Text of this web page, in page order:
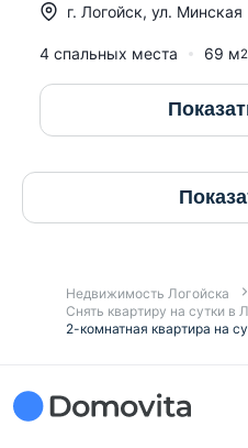
г. Логойск, ул. Минская
4 спальных места 69 м2
Недвижимость Логойска
Снять квартиру на сутки в
2-комнатная квартира на